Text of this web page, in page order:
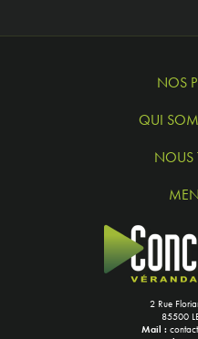
NOS
QUI
NOUS
2 Rue
85500
Mail :